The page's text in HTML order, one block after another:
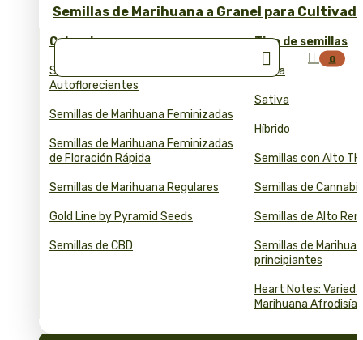
Semillas de Marihuana a Granel para
Colecciones
Semillas de Marihuana
Autoflorecientes
Semillas de Marihuana Feminizadas
Semillas de Marihuana Feminizadas
de Floración Rápida
Semillas de Marihuana Regulares
Gold Line by Pyramid Seeds
Semillas de CBD
Tipo de semillas
Índica
Sativa
Híbrido
Semillas con Alto
Semillas de
Semillas de Alto
Semillas de
principiantes
Heart Notes:
Marihuana
  0